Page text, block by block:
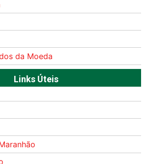
da Moeda
Links Úteis